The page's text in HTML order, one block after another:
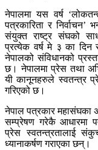
नेपालमा यस वर्ष
पत्रकारिता र
संयुक्त राष्ट्र संघको
प्रत्येक वर्ष मे ३ का दिन
नेपालको संविधानको
छ। नेपालमा प्रेस तथा
यी कानूनहरुले स्वतन्त्र
गरिएको छ।
नेपाल पत्रकार महासंघका
सम्प्रेषण गरेकै आधारमा
प्रेस स्वतन्त्रतालाई
ध्यानाकर्षण गराएका छन्।